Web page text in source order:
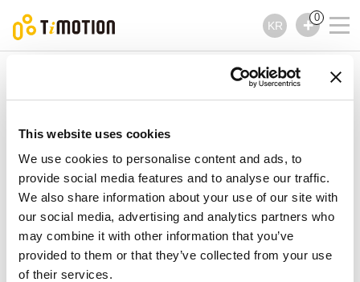
This website uses cookies
We use cookies to personalise content and ads, to
provide social media features and to analyse our traffic.
We also share information about your use of our site with
our social media, advertising and analytics partners who
may combine it with other information that you’ve
provided to them or that they’ve collected from your use
of their services.
KR
0
TDH13P 제품시리즈
TDH13P 제품시리즈
컨트롤러